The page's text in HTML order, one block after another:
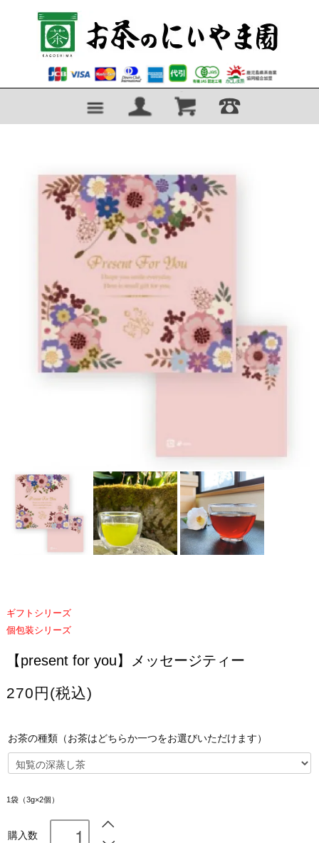
ギフトシリーズ
個包装シリーズ
【present for you】メッセージティー
270円(税込)
お茶の種類（お茶はどちらか一つをお選びいただけます）
1袋（3g×2個）
購入数